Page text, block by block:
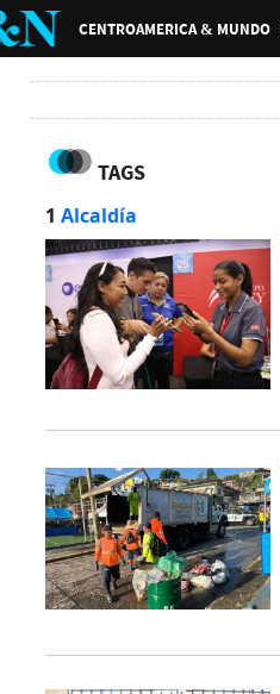
CENTROAMERICA & MUNDO
TAGS
1 Alcaldía